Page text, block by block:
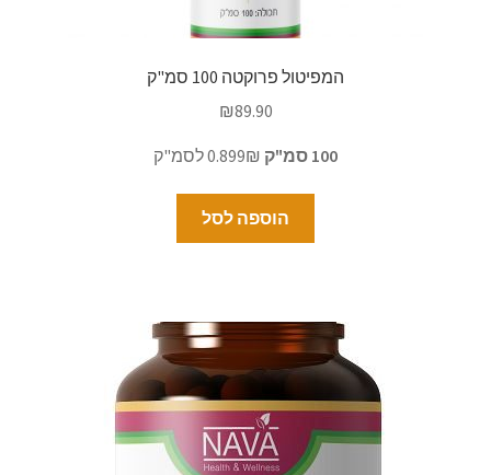
המפיטול פרוקטה 100 סמ"ק
₪89.90
100 סמ"ק
הוספה לסל